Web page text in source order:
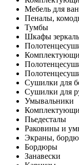
Мебель для
Пеналы,
Тумбы
Шкафы
Сушилки для
Сушилки для
Умывальники
Пьедесталы
Раковины и
Экраны,
Бордюры
Занавески